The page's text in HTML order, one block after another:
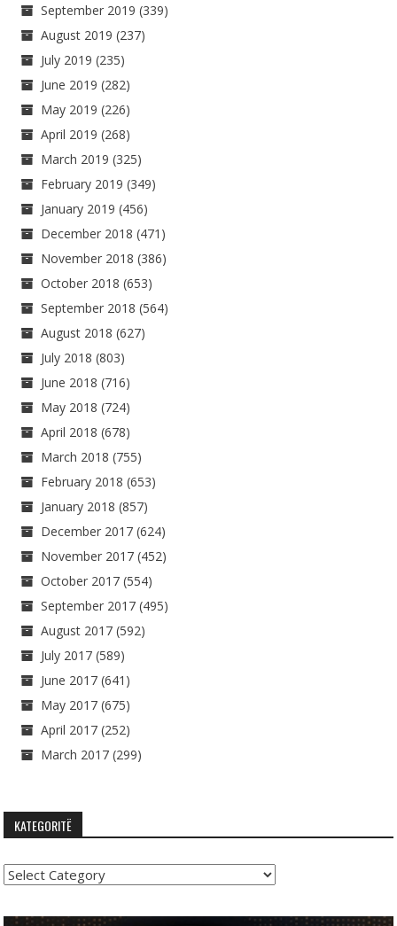
September 2019 (339)
August 2019 (237)
July 2019 (235)
June 2019 (282)
May 2019 (226)
April 2019 (268)
March 2019 (325)
February 2019 (349)
January 2019 (456)
December 2018 (471)
November 2018 (386)
October 2018 (653)
September 2018 (564)
August 2018 (627)
July 2018 (803)
June 2018 (716)
May 2018 (724)
April 2018 (678)
March 2018 (755)
February 2018 (653)
January 2018 (857)
December 2017 (624)
November 2017 (452)
October 2017 (554)
September 2017 (495)
August 2017 (592)
July 2017 (589)
June 2017 (641)
May 2017 (675)
April 2017 (252)
March 2017 (299)
KATEGORITË
Kategoritë